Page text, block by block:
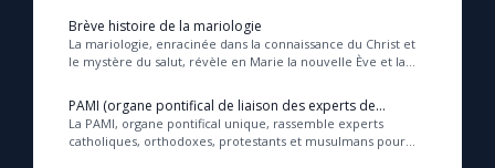
L'Évangile chaque jour
Les premiers samedis du mois
Brève histoire de la mariologie
La mariologie, enracinée dans la connaissance du Christ et
le mystère du salut, révèle en Marie la nouvelle Ève et la
PAMI (organe pontifical de liaison des experts de
mariologie)
La PAMI, organe pontifical unique, rassemble experts
catholiques, orthodoxes, protestants et musulmans pour